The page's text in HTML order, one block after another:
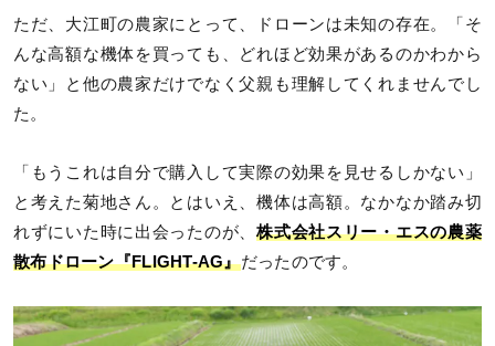
ただ、大江町の農家にとって、ドローンは未知の存在。「そ
んな高額な機体を買っても、どれほど効果があるのかわから
ない」と他の農家だけでなく父親も理解してくれませんでし
た。
「もうこれは自分で購入して実際の効果を見せるしかない」
と考えた菊地さん。とはいえ、機体は高額。なかなか踏み切
れずにいた時に出会ったのが、株式会社スリー・エスの農薬
散布ドローン『FLIGHT-AG』だったのです。